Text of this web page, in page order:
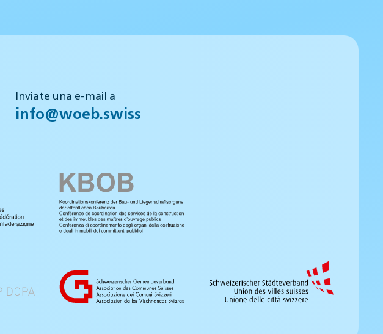
Inviate una e-mail a
info@woeb.swiss